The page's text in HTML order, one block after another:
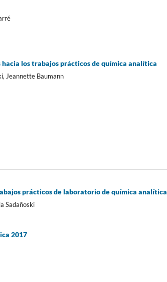
los trabajos prácticos de química analítica
Jeannette Baumann
prácticos de laboratorio de química analítica
Sadañoski
2017